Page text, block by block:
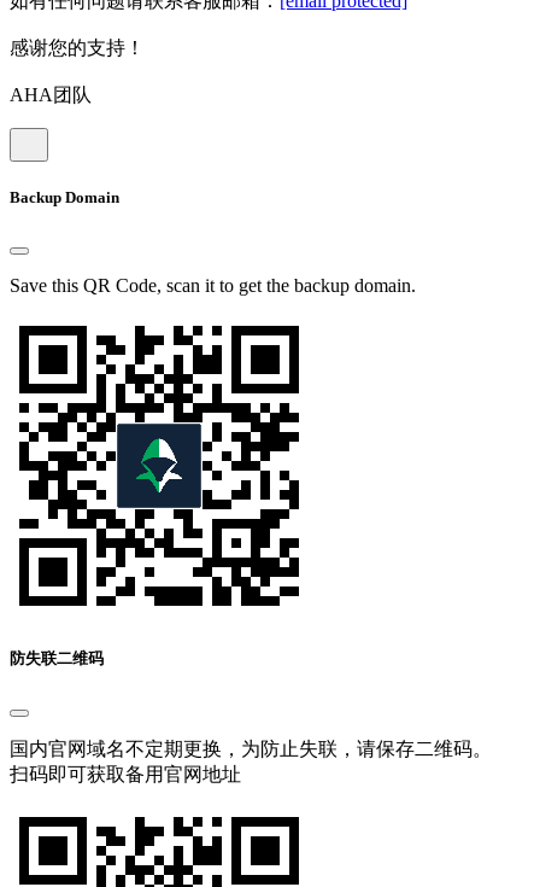
感谢您的支持！
AHA团队
防失联二维码
国内官网域名不定期更换，为防止失联，请保存二维码。
扫码即可获取备用官网地址